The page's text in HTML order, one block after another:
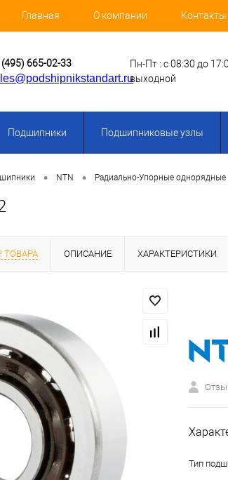
Главная О компании Контакты
665-02-33 Пн-Пт : с 08:30 до
выходной
Подшипники Подшипниковые узлы
• NTN • Радиально-Упорные однорядные
ТОВАРА ОПИСАНИЕ ХАРАКТЕРИСТИКИ
Тип